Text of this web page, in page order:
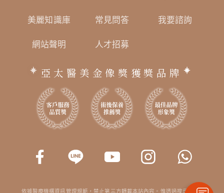
美麗知識庫 常見問答 我要諮詢
網站聲明 人才招募
亞太醫美金像獎獲獎品牌
依據醫療機構資訊管理規範，禁止第三方轉載本站內容。惟透過搜尋